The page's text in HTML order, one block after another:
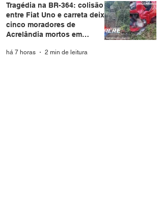
Tragédia na BR-364: colisão
entre Fiat Uno e carreta deixa
cinco moradores de
Acrelândia mortos em
há 7 horas 2 min de leitura